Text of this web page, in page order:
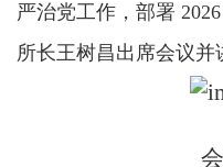
严治党工作，部署 2026
所长王树昌出席会议并